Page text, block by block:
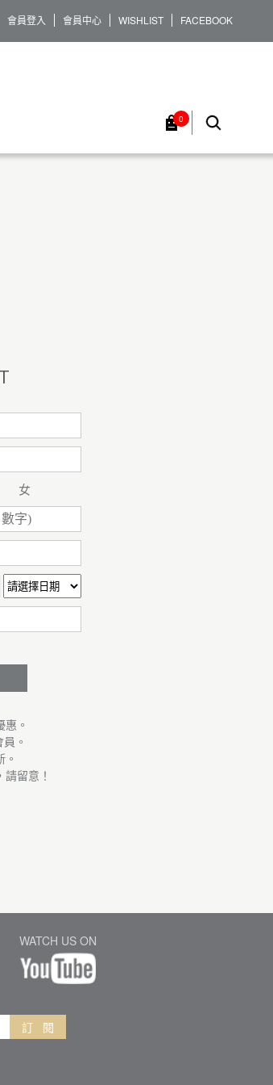
會員登入 會員中心 WISHLIST FACEBOOK
0
女
。
。
留意！
WATCH US ON
訂 閱